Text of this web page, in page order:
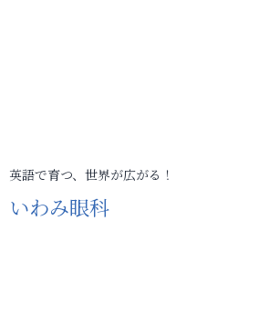
英語で育つ、世界が広がる！
いわみ眼科